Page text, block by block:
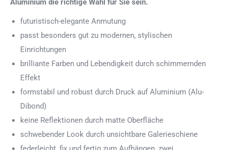
Aluminium die richtige Wahl für Sie sein.
futuristisch-elegante Anmutung
passt besonders gut zu modernen, stylischen
Einrichtungen
brilliante Farben und Lebendigkeit durch schimmernden
Effekt
formstabil und robust durch Druck auf Aluminium (Alu-
Dibond)
keine Reflektionen durch matte Oberfläche
schwebender Look durch unsichtbare Galerieschiene